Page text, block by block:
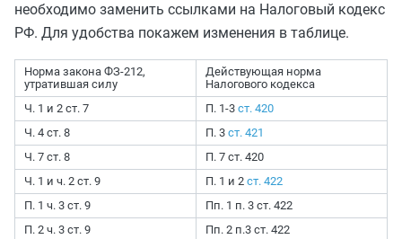
необходимо заменить ссылками на Налоговый кодекс
РФ. Для удобства покажем изменения в таблице.
Норма закона ФЗ-212,
утратившая силу
Действующая норма
Налогового кодекса
Ч. 1 и 2 ст. 7
П. 1-3 ст. 420
Ч. 4 ст. 8
П. 3 ст. 421
Ч. 7 ст. 8
П. 7 ст. 420
Ч. 1 и ч. 2 ст. 9
П. 1 и 2 ст. 422
П. 1 ч. 3 ст. 9
Пп. 1 п. 3 ст. 422
П. 2 ч. 3 ст. 9
Пп. 2 п.3 ст. 422